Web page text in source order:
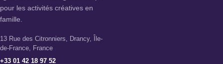
pour les activités créatives en
famille.
13 Rue des Citronniers, Drancy, Île-
de-France, France
+33 01 42 18 97 52